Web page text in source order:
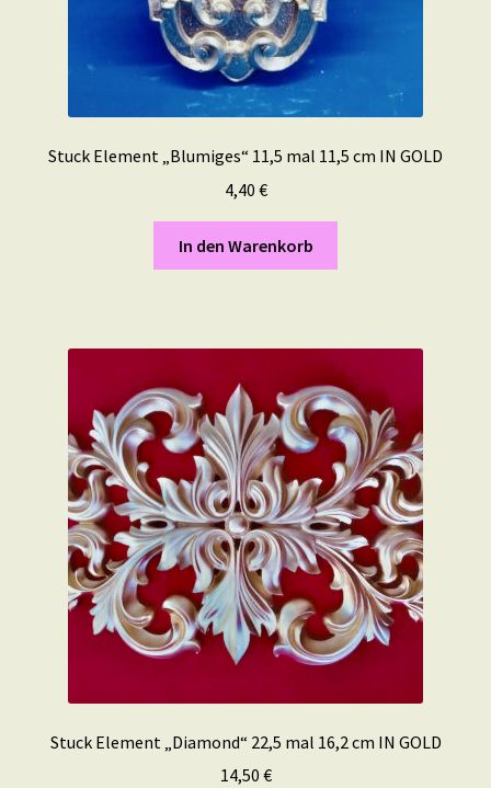
Stuck Element „Blumiges“ 11,5 mal 11,5 cm IN GOLD
4,40 €
In den Warenkorb
Stuck Element „Diamond“ 22,5 mal 16,2 cm IN GOLD
14,50 €